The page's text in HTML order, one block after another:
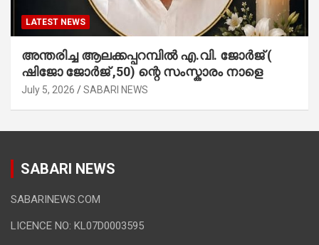
LATEST NEWS
അന്തരിച്ച ആ​ല​ക്ക​പ്പ​റമ്പിൽ​ എ.​വി. ജോ​ർ​ജ് (
ഷിജോ ജോർജ് ,50) ന്റെ സംസ്കാരം നാളെ
July 5, 2026 SABARI NEWS
SABARI NEWS
SABARINEWS.COM
LICENCE NO: KL07D0003595